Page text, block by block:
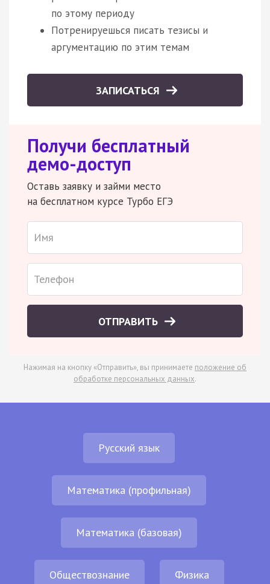
по этому периоду
Потренируешься писать тезисы и
аргументацию по этим темам
ЗАПИСАТЬСЯ
Получи бесплатный
демо-доступ
Оставь заявку и займи место
на бесплатном курсе Турбо ЕГЭ
ОТПРАВИТЬ
Нажимая на кнопку «Отправить», вы принимаете положение об
обработке персональных данных.
Русский язык
Математика (профильная)
Математика (базовая)
Обществознание Физика